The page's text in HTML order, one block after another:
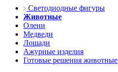
Светодиодные фигуры
Животные
Олени
Медведи
Лошади
Ажурные изделия
Готовые решения животные